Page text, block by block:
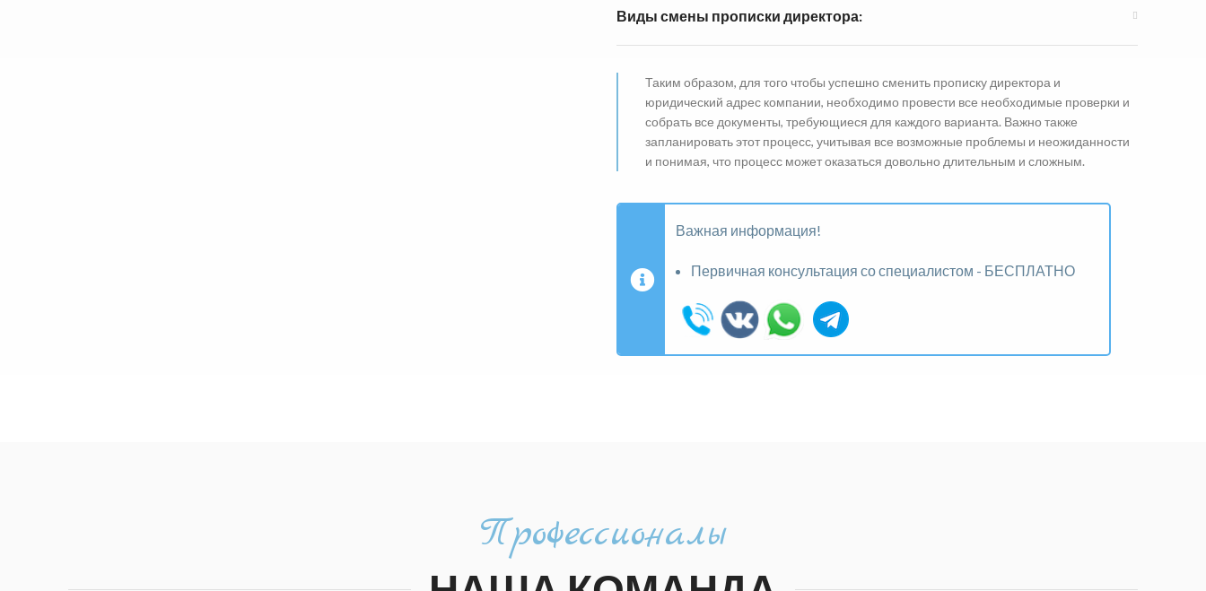
Виды смены прописки директора:
Таким образом, для того чтобы успешно сменить прописку директора и
юридический адрес компании, необходимо провести все необходимые проверки и
собрать все документы, требующиеся для каждого варианта. Важно также
запланировать этот процесс, учитывая все возможные проблемы и неожиданности
и понимая, что процесс может оказаться довольно длительным и сложным.
Важная информация!
Первичная консультация со специалистом - БЕСПЛАТНО
Профессионалы